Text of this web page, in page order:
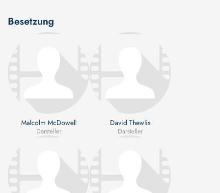
Besetzung
Malcolm McDowell
Darsteller
David Thewlis
Darsteller